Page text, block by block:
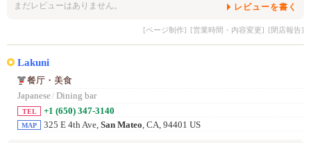
まだレビューはありません。 レビューを書く
[ページ制作] [営業時間・内容変更] [閉店報告]
Lakuni
餐厅・美食
Japanese/ Dining bar
TEL +1 (650) 347-3140
MAP 325 E 4th Ave, San Mateo, CA, 94401 US